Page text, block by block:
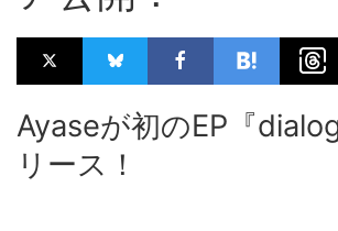
Ayaseが初のEP『
リース！